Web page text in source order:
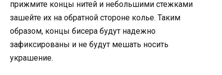
прижмите концы нитей и небольшими стежками
зашейте их на обратной стороне колье. Таким
образом, концы бисера будут надежно
зафиксированы и не будут мешать носить
украшение.